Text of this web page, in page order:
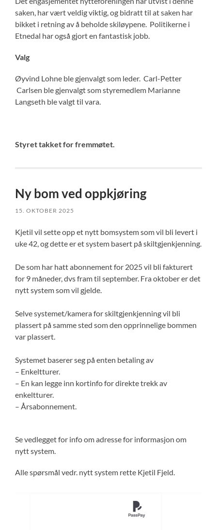
saken, har vært veldig viktig, og bidratt til at saken har
bikket i retning av å beholde skiløypene. Politikerne i
Etnedal har også gjort en fantastisk jobb.
Valg
Øyvind Lohne ble gjenvalgt som leder. Carl-Petter
Carlsen ble gjenvalgt som styremedlem Marianne
Langseth ble valgt til vara.
Styret takket for fremmøtet.
Ny bom ved oppkjøring
15. OKTOBER 2025
Kjetil vil sette opp et nytt bomsystem som vil bli levert i
uke 42, og dette er et system basert på skiltgjenkjenning.
De som har hatt abonnement for 2025 vil bli fakturert
for 9 måneder, dvs fram til september. Fra oktober er det
nytt system som vil gjelde.
Selve systemet/kamera for skiltgjenkjenning vil bli
plassert på samme sted som den opprinnelige bommen
var plassert.
Systemet baserer seg på enten betaling av
– Enkeltturer.
– En kan legge inn kortinfo for direkte trekk av
enkeltturer.
– Årsabonnement.
Se vedlegget for info om adresse for informasjon om
nytt system.
Alle spørsmål vedr. nytt system rette Kjetil Fjeld.